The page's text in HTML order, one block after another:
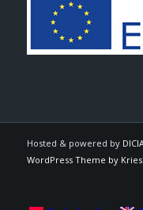
Hosted & powered by
WordPress Theme by Kriesi